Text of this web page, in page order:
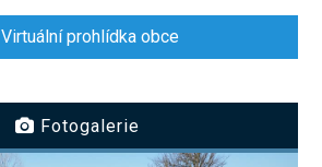
Virtuální prohlídka obce
Fotogalerie